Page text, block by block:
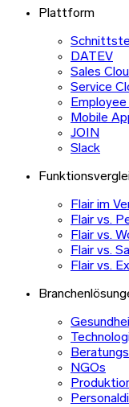
Plattform
DATEV
Sales
Service
Employee
Mobile
JOIN
Slack
Flair im
Flair vs.
Flair vs.
Flair vs.
Flair vs.
NGOs